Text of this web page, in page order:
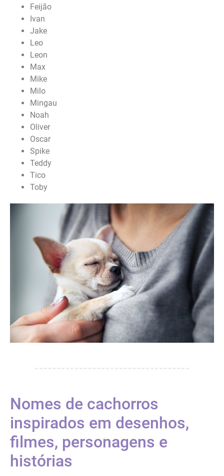
Feijão
Ivan
Jake
Leo
Leon
Max
Mike
Milo
Mingau
Noah
Oliver
Oscar
Spike
Teddy
Tico
Toby
Nomes de cachorros
inspirados em desenhos,
filmes, personagens e
histórias